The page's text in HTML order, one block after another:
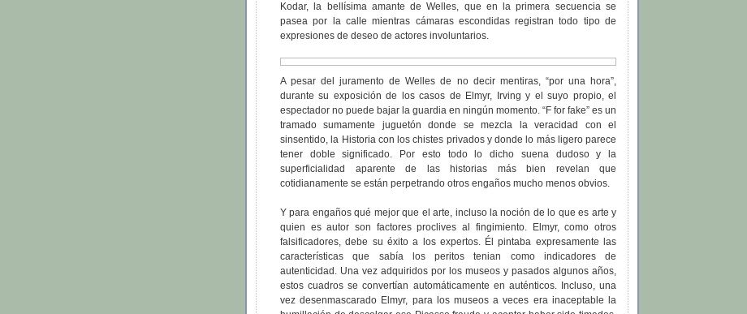
Kodar, la bellísima amante de Welles, que en la primera secuencia se
pasea por la calle mientras cámaras escondidas registran todo tipo de
expresiones de deseo de actores involuntarios.
A pesar del juramento de Welles de no decir mentiras, “por una hora”,
durante su exposición de los casos de Elmyr, Irving y el suyo propio, el
espectador no puede bajar la guardia en ningún momento. “F for fake” es un
tramado sumamente juguetón donde se mezcla la veracidad con el
sinsentido, la Historia con los chistes privados y donde lo más ligero parece
tener doble significado. Por esto todo lo dicho suena dudoso y la
superficialidad aparente de las historias más bien revelan que
cotidianamente se están perpetrando otros engaños mucho menos obvios.
Y para engaños qué mejor que el arte, incluso la noción de lo que es arte y
quien es autor son factores proclives al fingimiento. Elmyr, como otros
falsificadores, debe su éxito a los expertos. Él pintaba expresamente las
características que sabía los peritos tenian como indicadores de
autenticidad. Una vez adquiridos por los museos y pasados algunos años,
estos cuadros se convertían automáticamente en auténticos. Incluso, una
vez desenmascarado Elmyr, para los museos a veces era inaceptable la